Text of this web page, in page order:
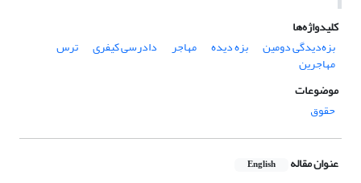
کلیدواژه‌ها
بزه‌دیدگی دومین
بزه دیده مهاجر دادرسی کیفری ترس
مهاجرین
موضوعات
حقوق
عنوان مقاله English